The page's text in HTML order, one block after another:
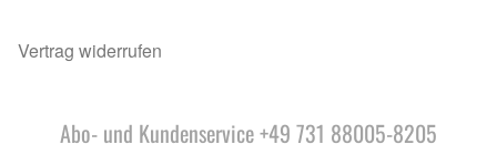
Vertrag widerrufen
Abo- und Kundenservice +49 731 88005-8205